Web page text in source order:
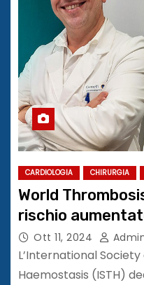
CARDIOLOGIA CHIRURGIA
World
rischio
Ott 11, 2024
L’International
Haemostasis (ISTH)